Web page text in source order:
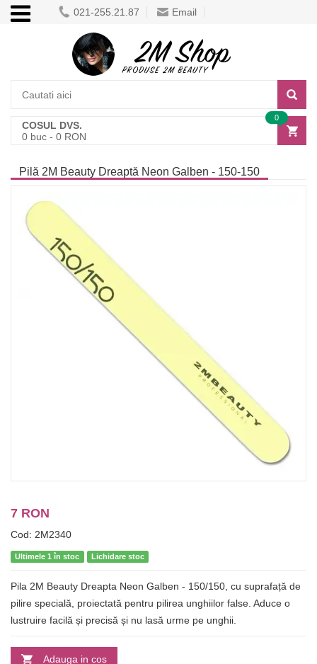
021-255.21.87 Email
COSUL DVS.
0 buc - 0 RON
0
Pilă 2M Beauty Dreaptă Neon Galben - 150-150
7 RON
Cod: 2M2340
Ultimele 1 în stoc Lichidare stoc
Pila 2M Beauty Dreapta Neon Galben - 150/150, cu suprafață de
pilire specială, proiectată pentru pilirea unghiilor false. Aduce o
lustruire facilă și precisă și nu lasă urme pe unghii.
Adauga in cos